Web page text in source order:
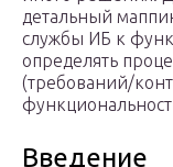
детальный
службы ИБ к
определять
(требований/
Введение